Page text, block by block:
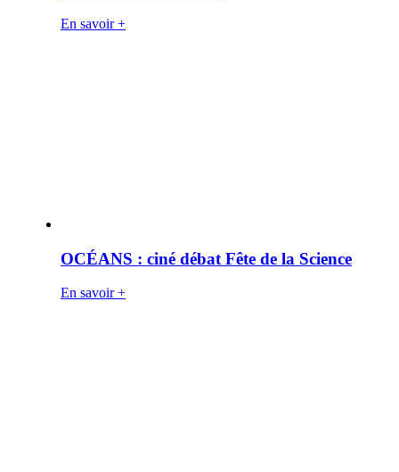
En savoir +
OCÉANS : ciné débat Fête de la Science
En savoir +